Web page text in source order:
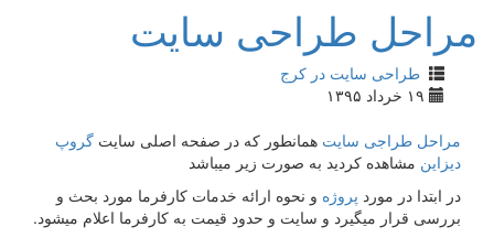
مراحل طراحی سایت
طراحی سایت در کرج
۱۹ خرداد ۱۳۹۵
مراحل طراجی سایتهمانطور که در صفحه اصلی سایت گروپ
دیزاینمشاهده کردید به صورت زیر میباشد
در ابتدا در موردپروژهو نحوه ارائه خدمات کارفرما مورد بحث و
بررسی قرار میگیرد و سایت و حدود قیمت به کارفرما اعلام میشود.